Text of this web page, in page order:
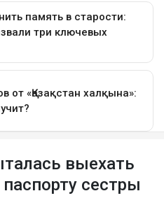
выехать
сестры